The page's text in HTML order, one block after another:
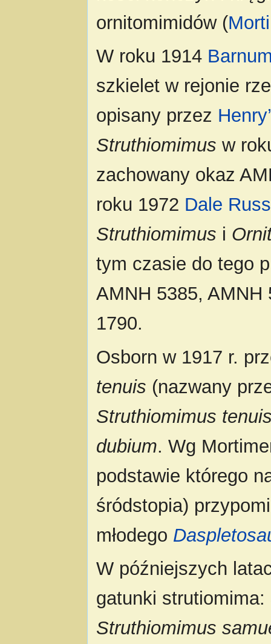
ornitomimidów (
W roku 1914
szkielet w rejonie
opisany przez
Struthiomimus w
zachowany okaz
roku 1972 Dale
Struthiomimus i
tym czasie do tego
AMNH 5385,
1790.
Osborn w 1917 r.
tenuis (nazwany
Struthiomimus
dubium. Wg
podstawie którego
śródstopia)
młodego
W późniejszych
gatunki strutiomima:
Struthiomimus